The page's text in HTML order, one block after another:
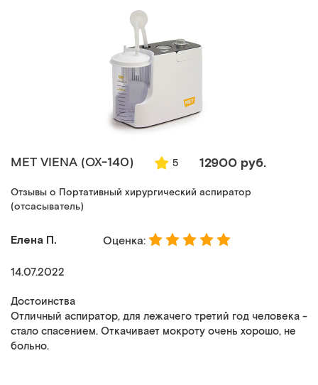
MET VIENA (ОХ-140) 5 12900 руб.
Отзывы о Портативный хирургический аспиратор
(отсасыватель)
Елена П. Оценка:
14.07.2022
Достоинства
Отличный аспиратор, для лежачего третий год человека -
стало спасением. Откачивает мокроту очень хорошо, не
больно.